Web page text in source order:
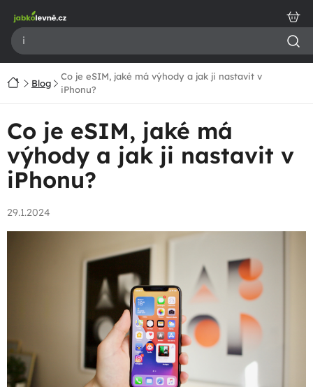
obsah
DomůBlog
Co je eSIM, jaké má výhody a jak ji nastavit v
iPhonu?
Co je eSIM, jaké má
výhody a jak ji nastavit v
iPhonu?
29.1.2024